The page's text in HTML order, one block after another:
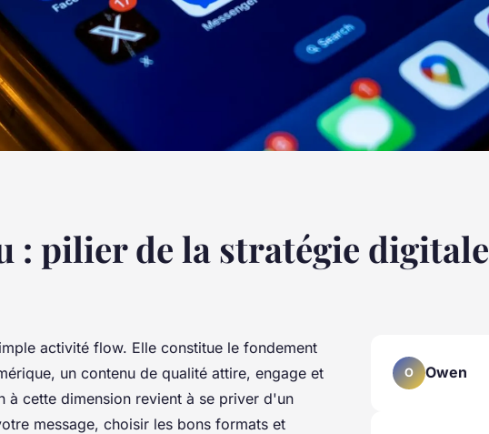
: pilier de la stratégie digitale
activité flow. Elle constitue le fondement
un contenu de qualité attire, engage et
à cette dimension revient à se priver d'un
message, choisir les bons formats et
O Owen